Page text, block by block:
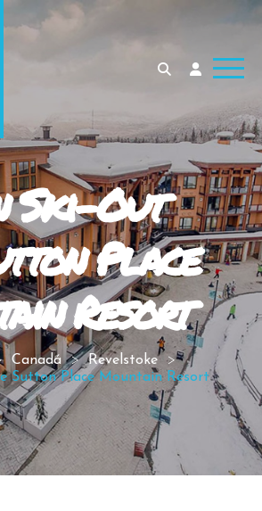
Ski-Out
Place
Resort
Canadá
Revelstoke
Sutton Place Mountain Resort